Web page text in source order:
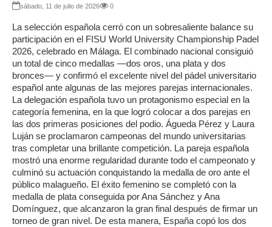
sábado, 11 de julio de 2026 0
La selección española cerró con un sobresaliente balance su
participación en el FISU World University Championship Padel
2026, celebrado en Málaga. El combinado nacional consiguió
un total de cinco medallas —dos oros, una plata y dos
bronces— y confirmó el excelente nivel del pádel universitario
español ante algunas de las mejores parejas internacionales.
La delegación española tuvo un protagonismo especial en la
categoría femenina, en la que logró colocar a dos parejas en
las dos primeras posiciones del podio. Águeda Pérez y Laura
Luján se proclamaron campeonas del mundo universitarias
tras completar una brillante competición. La pareja española
mostró una enorme regularidad durante todo el campeonato y
culminó su actuación conquistando la medalla de oro ante el
público malagueño. El éxito femenino se completó con la
medalla de plata conseguida por Ana Sánchez y Ana
Domínguez, que alcanzaron la gran final después de firmar un
torneo de gran nivel. De esta manera, España copó los dos